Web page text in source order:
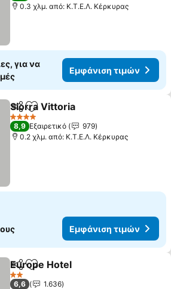
0.3 χλμ. από: Κ.Τ.Ε.Λ. Κέρκυρας
για να
Εμφάνιση τιμών
Κοινοποίηση
Προσθήκη στα αγαπημένα
Siorra Vittoria
4 Αστέρια
8,9 Εξαιρετικό
979
0.2 χλμ. από: Κ.Τ.Ε.Λ. Κέρκυρας
Εμφάνιση τιμών
Κοινοποίηση
Προσθήκη στα αγαπημένα
Europe Hotel
2 Αστέρια
6,6
1.636